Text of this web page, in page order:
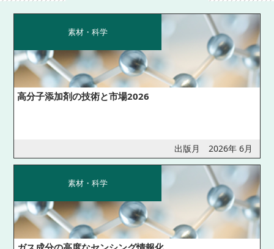
素材・科学
高分子添加剤の技術と市場2026
出版月 2026年 6月
素材・科学